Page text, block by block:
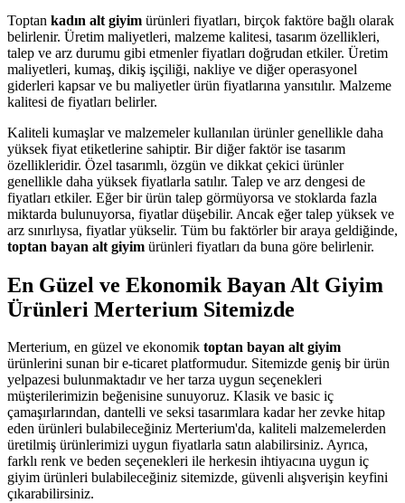
Toptan kadın alt giyim ürünleri fiyatları, birçok faktöre bağlı olarak
belirlenir. Üretim maliyetleri, malzeme kalitesi, tasarım özellikleri,
talep ve arz durumu gibi etmenler fiyatları doğrudan etkiler. Üretim
maliyetleri, kumaş, dikiş işçiliği, nakliye ve diğer operasyonel
giderleri kapsar ve bu maliyetler ürün fiyatlarına yansıtılır. Malzeme
kalitesi de fiyatları belirler.
Kaliteli kumaşlar ve malzemeler kullanılan ürünler genellikle daha
yüksek fiyat etiketlerine sahiptir. Bir diğer faktör ise tasarım
özellikleridir. Özel tasarımlı, özgün ve dikkat çekici ürünler
genellikle daha yüksek fiyatlarla satılır. Talep ve arz dengesi de
fiyatları etkiler. Eğer bir ürün talep görmüyorsa ve stoklarda fazla
miktarda bulunuyorsa, fiyatlar düşebilir. Ancak eğer talep yüksek ve
arz sınırlıysa, fiyatlar yükselir. Tüm bu faktörler bir araya geldiğinde,
toptan bayan alt giyim ürünleri fiyatları da buna göre belirlenir.
En Güzel ve Ekonomik Bayan Alt Giyim
Ürünleri Merterium Sitemizde
Merterium, en güzel ve ekonomik toptan bayan alt giyim
ürünlerini sunan bir e-ticaret platformudur. Sitemizde geniş bir ürün
yelpazesi bulunmaktadır ve her tarza uygun seçenekleri
müşterilerimizin beğenisine sunuyoruz. Klasik ve basic iç
çamaşırlarından, dantelli ve seksi tasarımlara kadar her zevke hitap
eden ürünleri bulabileceğiniz Merterium'da, kaliteli malzemelerden
üretilmiş ürünlerimizi uygun fiyatlarla satın alabilirsiniz. Ayrıca,
farklı renk ve beden seçenekleri ile herkesin ihtiyacına uygun iç
giyim ürünleri bulabileceğiniz sitemizde, güvenli alışverişin keyfini
çıkarabilirsiniz.